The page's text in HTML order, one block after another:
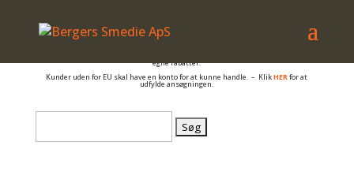
– også salg til PRIVATE
egne rabatter.
Kunder uden for EU skal have en konto for at kunne handle. – KlikHERfor at
udfylde ansøgningen.
efter: